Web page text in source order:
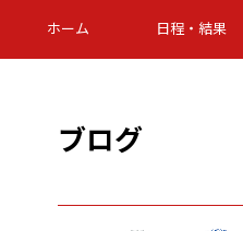
第16節 09/05 (土) 15:00
ニッパツ
-
試合結果 次節
ホーム 日程・結果
ブログ